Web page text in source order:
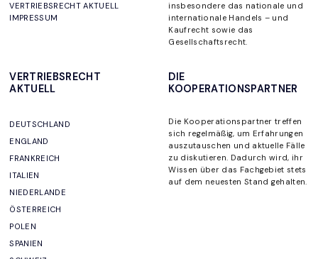
VERTRIEBSRECHT AKTUELL
IMPRESSUM
insbesondere das nationale und
internationale Handels – und
Kaufrecht sowie das
Gesellschaftsrecht.
VERTRIEBSRECHT
AKTUELL
DEUTSCHLAND
ENGLAND
FRANKREICH
ITALIEN
NIEDERLANDE
ÖSTERREICH
POLEN
SPANIEN
DIE
KOOPERATIONSPARTNER
Die Kooperationspartnertreffen
sich regelmäßig, um Erfahrungen
auszutauschen und aktuelle Fälle
zu diskutieren. Dadurch wird, ihr
Wissen über das Fachgebiet stets
auf dem neuesten Stand gehalten.